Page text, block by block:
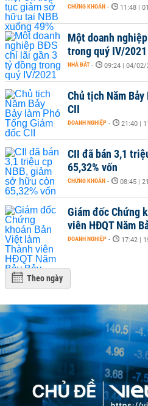
CHỨNG KHOÁN - 11:48 |
Một doanh
trong quý IV/2021
NHÀ ĐẤT - 09:24 | 04/02/
Chủ tịch Năm Bảy
CII
DOANH NGHIỆP - 21:40 |
CII đã bán 3,1
65,32% vốn
CHỨNG KHOÁN - 08:45 |
Giám đốc Chứng
viên HĐQT Năm
DOANH NGHIỆP - 17:42 |
Theo ngày